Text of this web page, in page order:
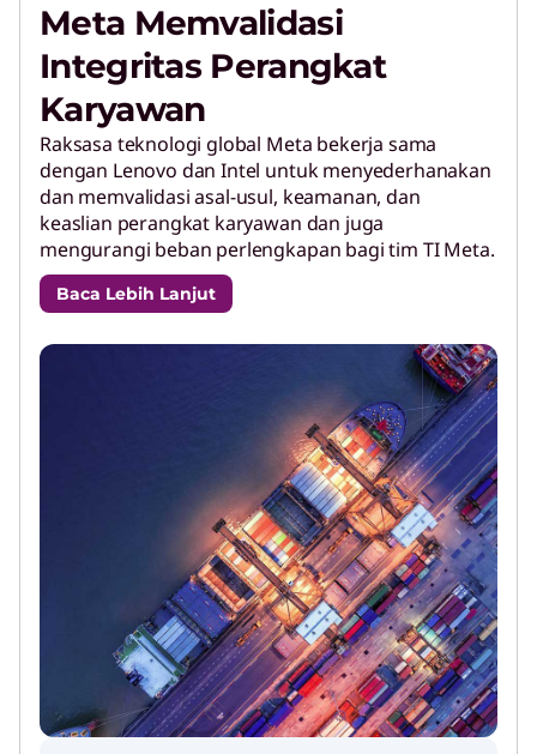
Meta Memvalidasi
Integritas Perangkat
Karyawan
Raksasa teknologi global Meta bekerja sama
dengan Lenovo dan Intel untuk menyederhanakan
dan memvalidasi asal-usul, keamanan, dan
keaslian perangkat karyawan dan juga
mengurangi beban perlengkapan bagi tim TI Meta.
Baca Lebih Lanjut